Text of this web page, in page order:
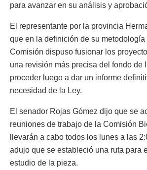
para avanzar en su análisis y
El representante por la provincia
que en la definición de su metodología
Comisión dispuso fusionar los
una revisión más precisa del fondo de
proceder luego a dar un informe
necesidad de la Ley.
El senador Rojas Gómez dijo que se
reuniones de trabajo de la Comisión
llevarán a cabo todos los lunes a las
adujo que se estableció una ruta para
estudio de la pieza.